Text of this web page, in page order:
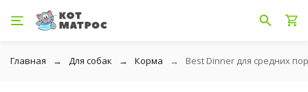
Главная Для собак Корма Best Dinner для средних